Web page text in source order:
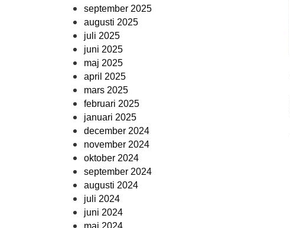
september 2025
augusti 2025
juli 2025
juni 2025
maj 2025
april 2025
mars 2025
februari 2025
januari 2025
december 2024
november 2024
oktober 2024
september 2024
augusti 2024
juli 2024
juni 2024
maj 2024